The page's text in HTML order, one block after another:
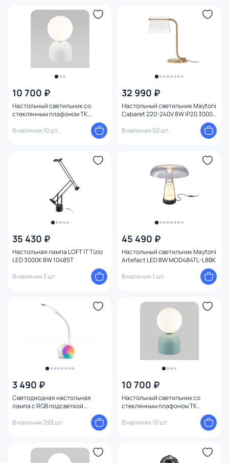
10 700 ₽
Настольный светильник со
стеклянным плафоном TK
В наличии 10 шт.
32 990 ₽
Настольный светильник Maytoni
Cabaret 220-240V 8W IP20 3000K
В наличии 50 шт.
35 430 ₽
Настольная лампа LOFT IT Tizio
LED 3000К 8W 10485T
В наличии 3 шт.
45 490 ₽
Настольный светильник Maytoni
Artefact LED 8W MOD484TL-L8BK
В наличии 1 шт.
3 490 ₽
Светодиодная настольная
лампа с RGB подсветкой
В наличии 293 шт.
10 700 ₽
Настольный светильник со
стеклянным плафоном TK
В наличии 10 шт.
Материал
Цвет арматуры
Цвет плафона
Ширина (мм)
Длина (мм)
Диаметр (мм)
Глубина (мм)
Количество ламп
Цоколь
Цвет свечения
Управление
Вид рассеивателя
Функции